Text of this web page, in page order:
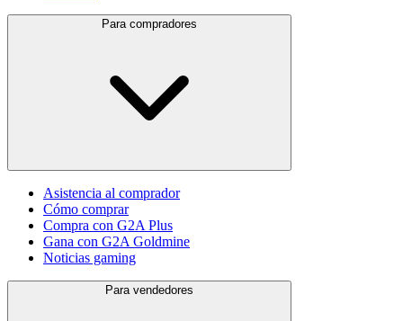
Para compradores
Asistencia al comprador
Cómo comprar
Compra con G2A Plus
Gana con G2A Goldmine
Noticias gaming
Para vendedores